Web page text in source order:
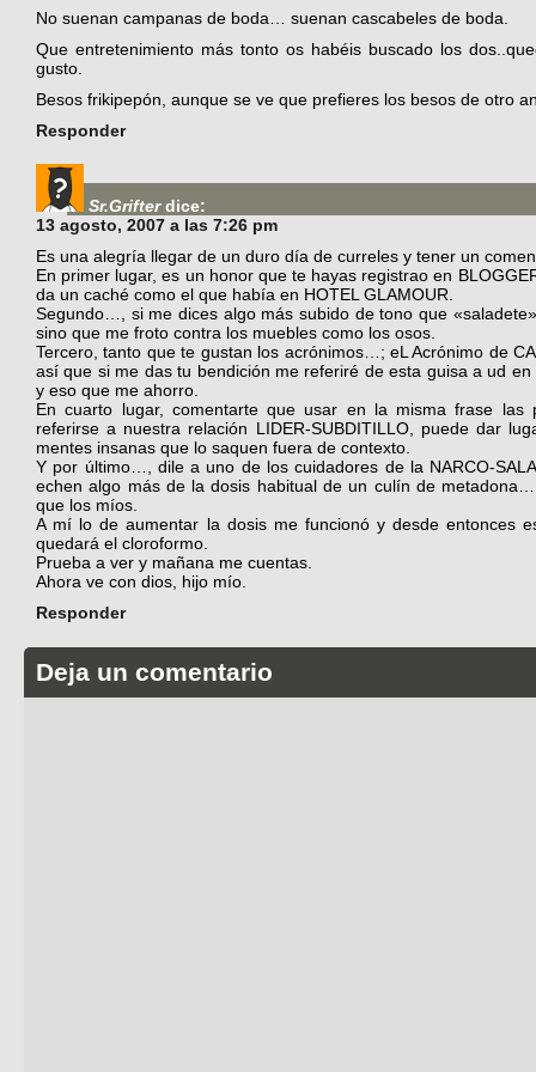
No suenan campanas de boda… suenan cascabeles de boda.
Que entretenimiento más tonto os habéis buscado los
gusto.
Besos frikipepón, aunque se ve que prefieres los besos de otro
Responder
Sr.Grifter dice:
13 agosto, 2007 a las 7:26 pm
Es una alegría llegar de un duro día de curreles y tener un
En primer lugar, es un honor que te hayas registrao en
da un caché como el que había en HOTEL GLAMOUR.
Segundo…, si me dices algo más subido de tono que
sino que me froto contra los muebles como los osos.
Tercero, tanto que te gustan los acrónimos…; eL Acrónimo de
así que si me das tu bendición me referiré de esta guisa a ud
y eso que me ahorro.
En cuarto lugar, comentarte que usar en la misma frase las
referirse a nuestra relación LIDER-SUBDITILLO, puede dar
mentes insanas que lo saquen fuera de contexto.
Y por último…, dile a uno de los cuidadores de la NARCO-
echen algo más de la dosis habitual de un culín de
que los míos.
A mí lo de aumentar la dosis me funcionó y desde entonces
quedará el cloroformo.
Prueba a ver y mañana me cuentas.
Ahora ve con dios, hijo mío.
Responder
Deja un comentario